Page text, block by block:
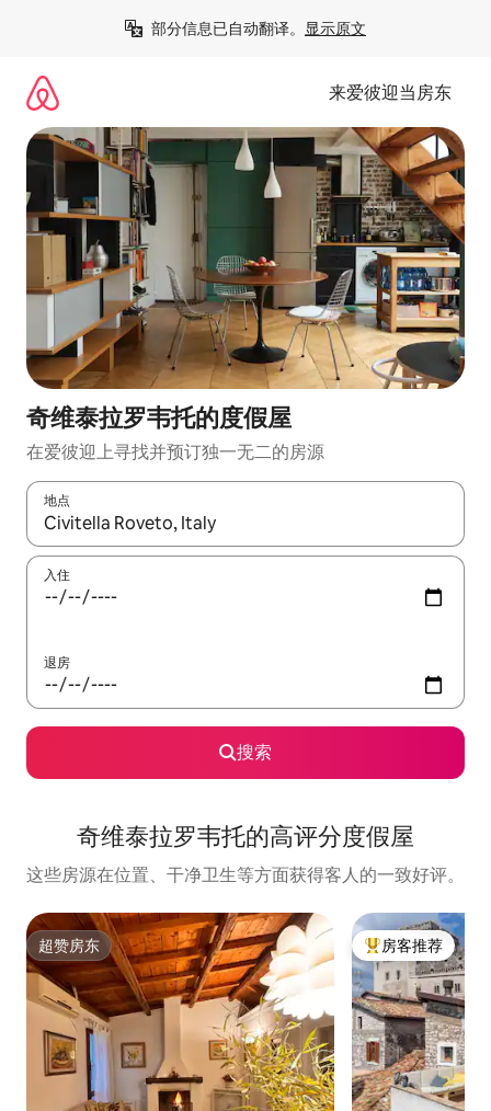
部分信息已自动翻译。 显示原文
来爱彼迎当房东
奇维泰拉罗韦托的度假屋
在爱彼迎上寻找并预订独一无二的房源
地点
如有搜索结果，请使用上下方向键查看，或通过点击或滑动手势
入住
退房
搜索
奇维泰拉罗韦托的高评分度假屋
这些房源在位置、干净卫生等方面获得客人的一致好评。
超赞房东
超赞房东 热门「房客推荐」
房客推荐